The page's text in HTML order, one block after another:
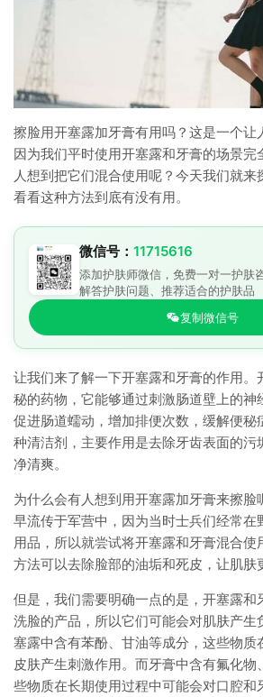
擦脸用开塞露加牙膏有用吗？这是一个让
因为我们平时使用开塞露和牙膏的场景完
人想到把它们混合使用呢？今天我们就来
看看这种方法到底有没有用。
微信号： 11715616
添加护肤师微信，免费一对一护肤
解答护肤问题、推荐适合的护肤品
复制微信号
让我们来了解一下开塞露和牙膏的作用。
秘的药物，它能够通过刺激肠道壁上的神
促进肠道蠕动，增加排便次数，缓解便秘
种清洁剂，主要作用是去除牙齿表面的污
净清爽。
为什么会有人想到用开塞露加牙膏来擦脸
早流传于军营中，因为当时士兵们经常在
用品，所以就尝试将开塞露和牙膏混合使
方法可以去除脸部的油垢和死皮，让肌肤
但是，我们需要明确一点的是，开塞露和
洗脸的产品，所以它们可能会对肌肤产生
塞露中含有苯酚、甘油等成分，这些物质
皮肤产生刺激作用。而牙膏中含有氟化物
些物质在长期使用过程中可能会对口腔和